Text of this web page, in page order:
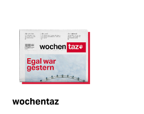
wochentaz